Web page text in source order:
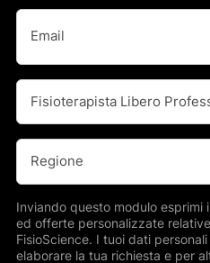
Email
Professione
Regione
Inviando questo modulo esprimi
ed offerte personalizzate
FisioScience. I tuoi dati
elaborare la tua richiesta e per